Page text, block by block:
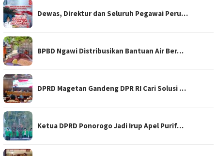
Dewas, Direktur dan Seluruh Pegawai Peru…
BPBD Ngawi Distribusikan Bantuan Air Ber…
DPRD Magetan Gandeng DPR RI Cari Solusi …
Ketua DPRD Ponorogo Jadi Irup Apel Purif…